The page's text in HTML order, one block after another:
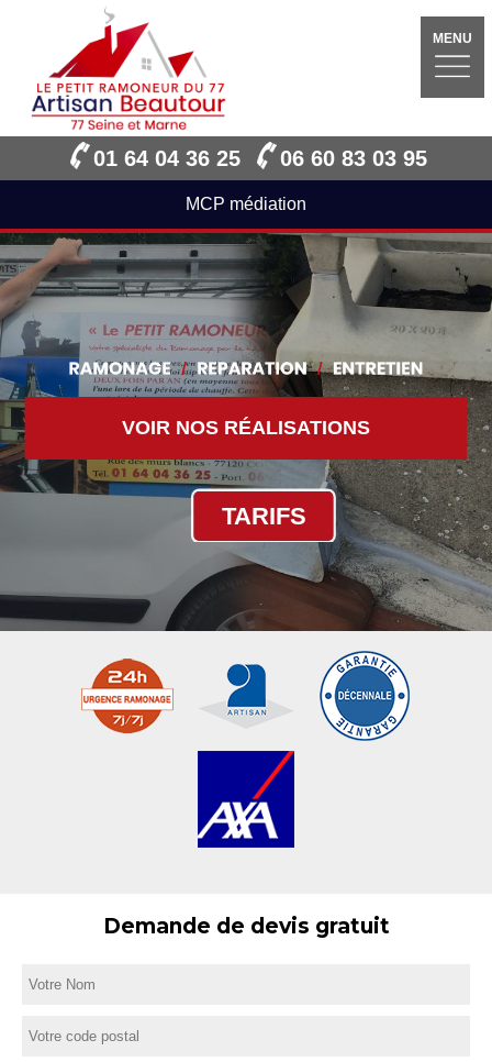
MENU
01 64 04 36 25 06 60 83 03 95
MCP médiation
VOIR NOS RÉALISATIONS
TARIFS
Demande de devis gratuit